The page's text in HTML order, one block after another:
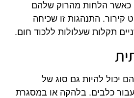
כאשר הלחות מהרוק שלהם
התנהגות זו שכיחה
תקלות שעלולות ללכוד חום.
יכול להיות גם סוג של
כלבים. בלהקה או במסגרת